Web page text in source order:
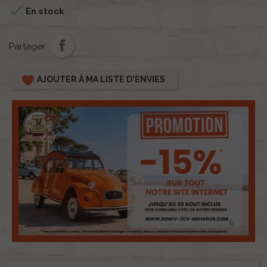
 En stock
Partager
favorite AJOUTER À MA LISTE D'ENVIES